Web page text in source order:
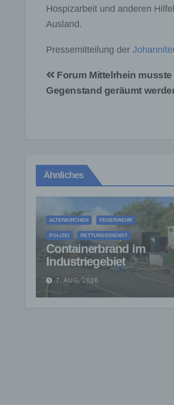
Hospizarbeit und anderen
Ausland.
Pressemitteilung der
Forum Mittelrhein musste
Gegenstand geräumt
Ähnliches
ALTENKIRCHEN FEUERWEHR
POLIZEI RETTUNGSDIENST
Containerbrand im
Industriegebiet
Horhausen:
Feuerwehr verhindert
weitere Ausbreitung
7. AUG. 2026